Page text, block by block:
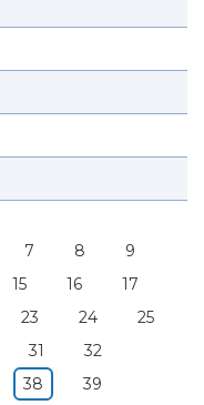
7 8
9
15 16
17
23 24
25
31
32
38
39